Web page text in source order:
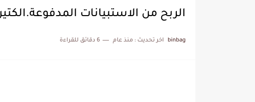
الربح من الاستبيانات
binbag اخر تحديث : منذ عام 6 دقائق للقراءة